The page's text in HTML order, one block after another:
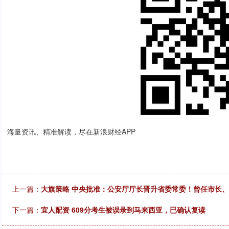
海量资讯、精准解读，尽在新浪财经APP
上一篇： 大旗策略 中央批准：公安厅厅长晋升省委常委！曾任市长
下一篇： 宜人配资 609分考生被误录到马来西亚，已确认复读